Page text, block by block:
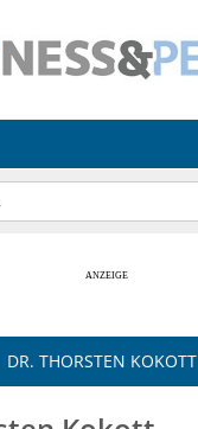
DR. THORSTEN KOKOTT